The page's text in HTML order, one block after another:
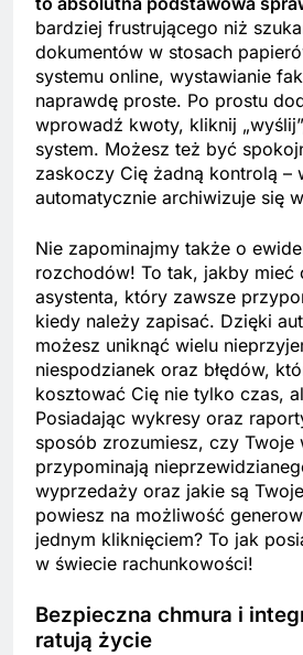
bardziej frustrującego niż
dokumentów w stosach
systemu online, wystawianie
naprawdę proste. Po prostu
wprowadź kwoty, kliknij
system. Możesz też być
zaskoczy Cię żadną kontrolą –
automatycznie archiwizuje się
Nie zapominajmy także o
rozchodów! To tak, jakby mieć
asystenta, który zawsze
kiedy należy zapisać. Dzięki
możesz uniknąć wielu
niespodzianek oraz błędów,
kosztować Cię nie tylko czas,
Posiadając wykresy oraz
sposób zrozumiesz, czy Twoje
przypominają
wyprzedaży oraz jakie są
powiesz na możliwość
jednym kliknięciem? To jak
w świecie rachunkowości!
Bezpieczna chmura i
ratują życie